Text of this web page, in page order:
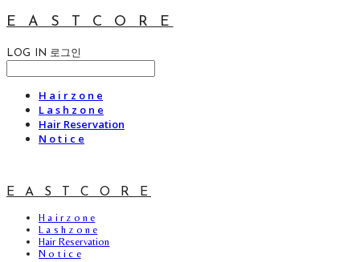
E A S T C O R E
LOG IN 로그인
H a i r z o n e
L a s h z o n e
Hair Reservation
N o t i c e
E A S T C O R E
H a i r z o n e
L a s h z o n e
Hair Reservation
N o t i c e